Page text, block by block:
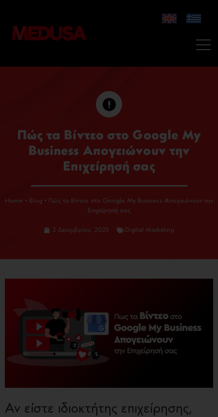
Πώς τα Βίντεο στο Google My
Business Απογειώνουν την
Επιχείρησή σας
Home • Blog •
Πώς τα Βίντεο στο Google My Business Απογειώνουν την
Επιχείρησή σας
2 Δεκεμβρίου, 2025 Digital Marketing
Αν είστε ιδιοκτήτης επιχείρησης,